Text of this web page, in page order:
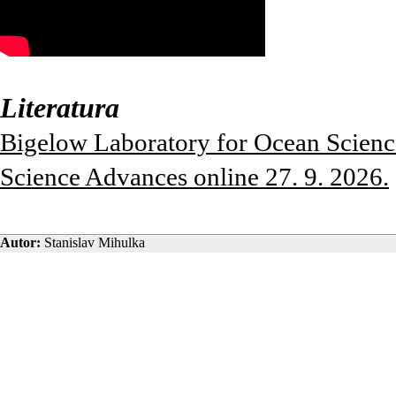
Literatura
Bigelow Laboratory for Ocean
Science Advances online 27. 9. 2026.
Autor: Stanislav Mihulka